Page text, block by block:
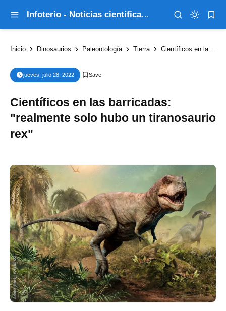
Infoterio - Noticias científicas que explican el mundo
Inicio Dinosaurios Paleontología Tierra Científicos en las barricadas: "realmente solo hubo un tiranosaurio rex"
jueves, julio 28, 2022
Científicos en las barricadas:
"realmente solo hubo un tiranosaurio
rex"